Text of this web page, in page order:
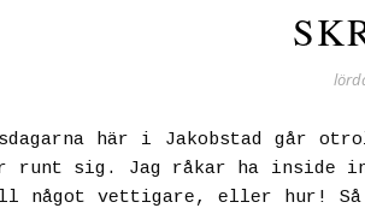
här i Jakobstad går
runt sig. Jag råkar ha inside
något vettigare, eller hur!